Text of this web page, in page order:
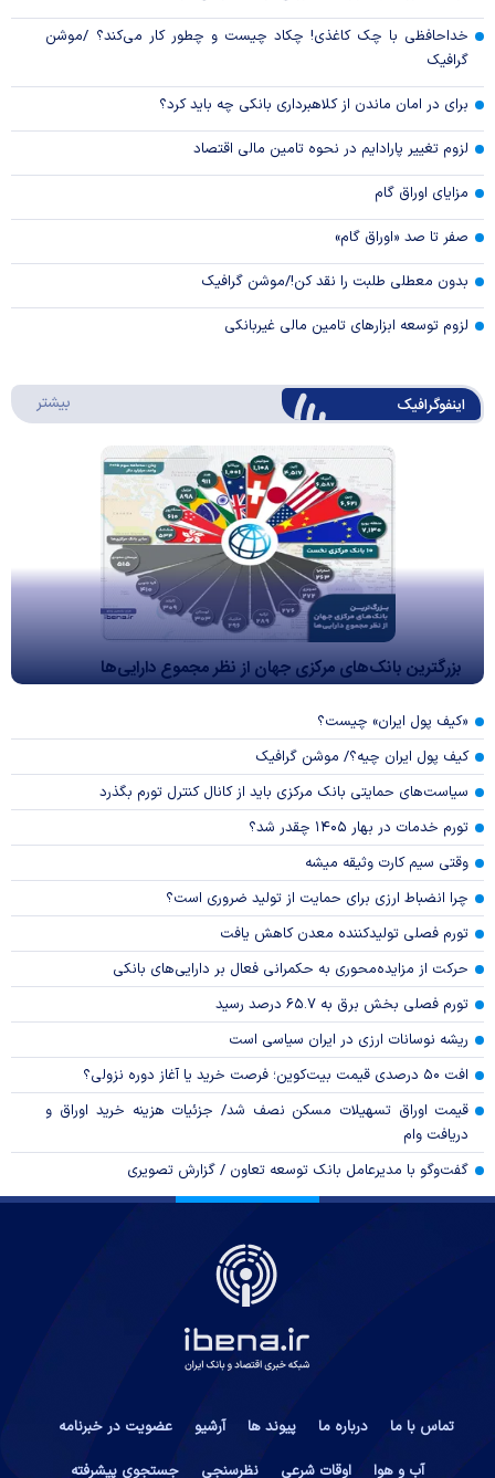
خداحافظی با چک کاغذی! چکاد چیست و چطور کار می‌کند؟ /موشن
گرافیک
برای در امان ماندن از کلاهبرداری بانکی چه باید کرد؟
لزوم تغییر پارادایم در نحوه تامین مالی اقتصاد
مزایای اوراق گام
صفر تا صد «اوراق گام»
بدون معطلی طلبت را نقد کن!/موشن گرافیک
لزوم توسعه ابزارهای تامین مالی غیربانکی
اینفوگرافیک بیشتر
بزرگترین بانک‌های مرکزی جهان از نظر مجموع دارایی‌ها
«کیف پول ایران» چیست؟
کیف پول ایران چیه؟/ موشن گرافیک
سیاست‌های حمایتی بانک مرکزی باید از کانال کنترل تورم بگذرد
تورم خدمات در بهار ۱۴۰۵ چقدر شد؟
وقتی سیم کارت وثیقه میشه
چرا انضباط ارزی برای حمایت از تولید ضروری است؟
تورم فصلی تولیدکننده معدن کاهش یافت
حرکت از مزایده‌محوری به حکمرانی فعال بر دارایی‌های بانکی
تورم فصلی بخش برق به ۶۵.۷ درصد رسید
ریشه نوسانات ارزی در ایران سیاسی است
افت ۵۰ درصدی قیمت بیت‌کوین؛ فرصت خرید یا آغاز دوره نزولی؟
قیمت اوراق تسهیلات مسکن نصف شد/ جزئیات هزینه خرید اوراق و
دریافت وام
گفت‌وگو با مدیرعامل بانک توسعه تعاون / گزارش تصویری
تماس با ما درباره ما پیوند ها آرشیو
عضویت در خبرنامه
آب و هوا
اوقات شرعی نظرسنجی جستجوی پیشرفته